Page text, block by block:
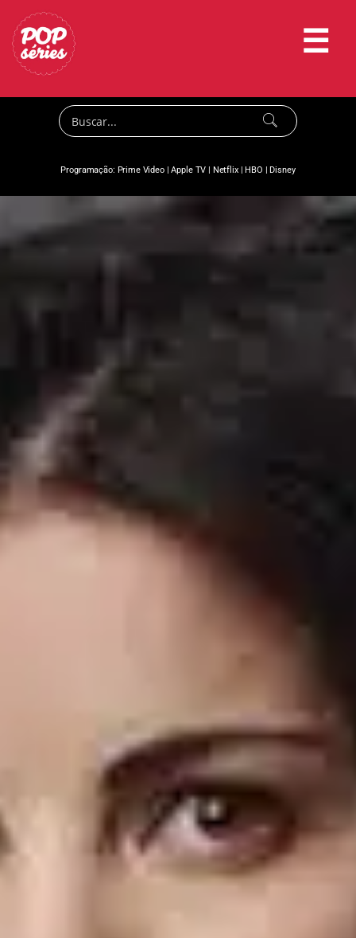
☰
Programação: Prime Video|Apple TV | Netflix|HBO |Disney